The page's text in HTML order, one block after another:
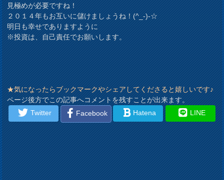
見極めが必要ですね！
２０１４年もお互いに儲けましょうね！(^_-)-☆
明日も幸せでありますように
※投資は、自己責任でお願いします。
★気になったらブックマークやシェアしてくださると嬉しいです♪
ページ後方でこの記事へコメントを残すことが出来ます。
Twitter
Facebook Hatena LINE